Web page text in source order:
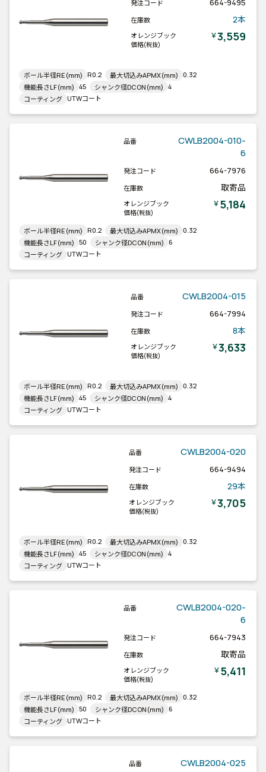
発注コード 664-9495
在庫数 2本
オレンジブック
価格(税抜)
￥3,559
ボール半径RE(mm) R0.2 最大切込みAPMX(mm) 0.32
機能長さLF(mm) 45 シャンク径DCON(mm) 4
コーティング UTWコート
品番
CWLB2004-010-
6
発注コード 664-7976
在庫数 取寄品
オレンジブック
価格(税抜)
￥5,184
ボール半径RE(mm) R0.2 最大切込みAPMX(mm) 0.32
機能長さLF(mm) 50 シャンク径DCON(mm) 6
コーティング UTWコート
品番 CWLB2004-015
発注コード 664-7994
在庫数 8本
オレンジブック
価格(税抜)
￥3,633
ボール半径RE(mm) R0.2 最大切込みAPMX(mm) 0.32
機能長さLF(mm) 45 シャンク径DCON(mm) 4
コーティング UTWコート
品番 CWLB2004-020
発注コード 664-9494
在庫数 29本
オレンジブック
価格(税抜)
￥3,705
ボール半径RE(mm) R0.2 最大切込みAPMX(mm) 0.32
機能長さLF(mm) 45 シャンク径DCON(mm) 4
コーティング UTWコート
品番
CWLB2004-020-
6
発注コード 664-7943
在庫数 取寄品
オレンジブック
価格(税抜)
￥5,411
ボール半径RE(mm) R0.2 最大切込みAPMX(mm) 0.32
機能長さLF(mm) 50 シャンク径DCON(mm) 6
コーティング UTWコート
品番 CWLB2004-025